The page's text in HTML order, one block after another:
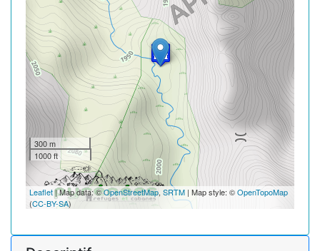
300 m
1000 ft
Leaflet| Map data: ©OpenStreetMap, SRTM | Map style: ©OpenTopoMap
(CC-BY-SA)